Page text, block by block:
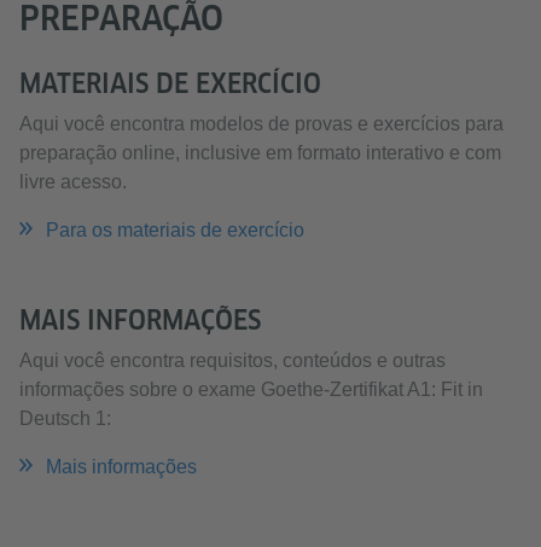
PREPARAÇÃO
MATERIAIS DE EXERCÍCIO
Aqui você encontra modelos de provas e exercícios para
preparação online, inclusive em formato interativo e com
livre acesso.
Para os materiais de exercício
MAIS INFORMAÇÕES
Aqui você encontra requisitos, conteúdos e outras
informações sobre o exame Goethe-Zertifikat A1: Fit in
Deutsch 1:
Mais informações